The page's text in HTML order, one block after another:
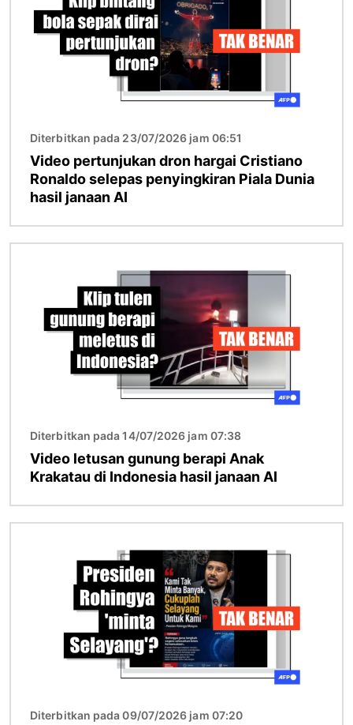
Diterbitkan pada 23/07/2026 jam 06:51
Video pertunjukan dron hargai Cristiano
Ronaldo selepas penyingkiran Piala Dunia
hasil janaan AI
Diterbitkan pada 14/07/2026 jam 07:38
Video letusan gunung berapi Anak
Krakatau di Indonesia hasil janaan AI
Diterbitkan pada 09/07/2026 jam 07:20